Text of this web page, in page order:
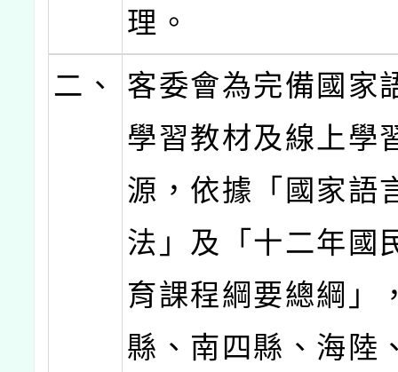
理。
二、
客委會為完備國家
學習教材及線上學
源，依據「國家語
法」及「十二年國
育課程綱要總綱」
縣、南四縣、海陸